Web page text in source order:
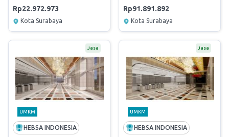
Rp22.972.973
Kota Surabaya
Rp91.891.892
Kota Surabaya
Jasa
UMKM
HEBSA INDONESIA
Jasa
UMKM
HEBSA INDONESIA